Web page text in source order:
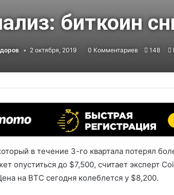
биткоин
2 октября, 2019 0 Комментариев 148
в течение 3-го квартала потерял
опуститься до $7,500, считает эксперт
на BTC сегодня колеблется у $8,200.